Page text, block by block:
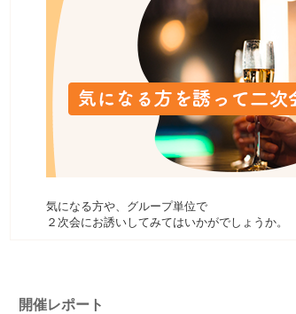
気になる方や、グループ単位で
２次会にお誘いしてみてはいかがでしょうか。
開催レポート